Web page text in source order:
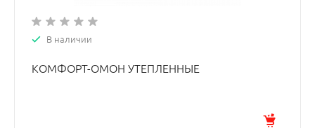
В наличии
КОМФОРТ-ОМОН УТЕПЛЕННЫЕ